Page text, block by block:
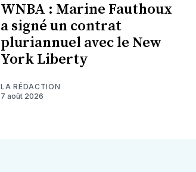
WNBA : Marine Fauthoux
a signé un contrat
pluriannuel avec le New
York Liberty
LA RÉDACTION
7 août 2026